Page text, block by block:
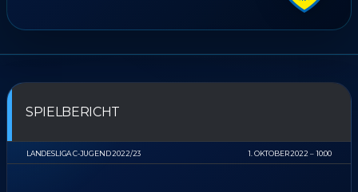
SPIELBERICHT
LANDESLIGA C-JUGEND 2022/23 1. OKTOBER 2022 10:00